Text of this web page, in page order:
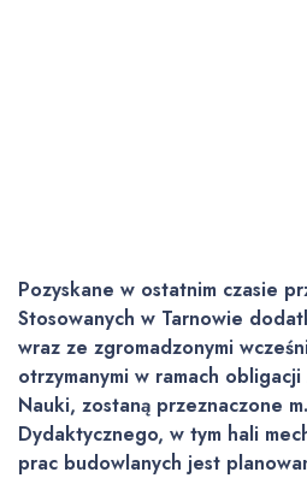
Pozyskane w ostatnim czasie
Stosowanych w Tarnowie
wraz ze zgromadzonymi
otrzymanymi w ramach
Nauki, zostaną przeznaczone
Dydaktycznego, w tym hali
prac budowlanych jest